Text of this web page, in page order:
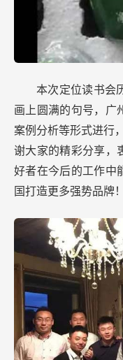
本次定位读书会
画上圆满的句号，广
案例分析等形式进行
谢大家的精彩分享，
好者在今后的工作中
国打造更多强势品牌！